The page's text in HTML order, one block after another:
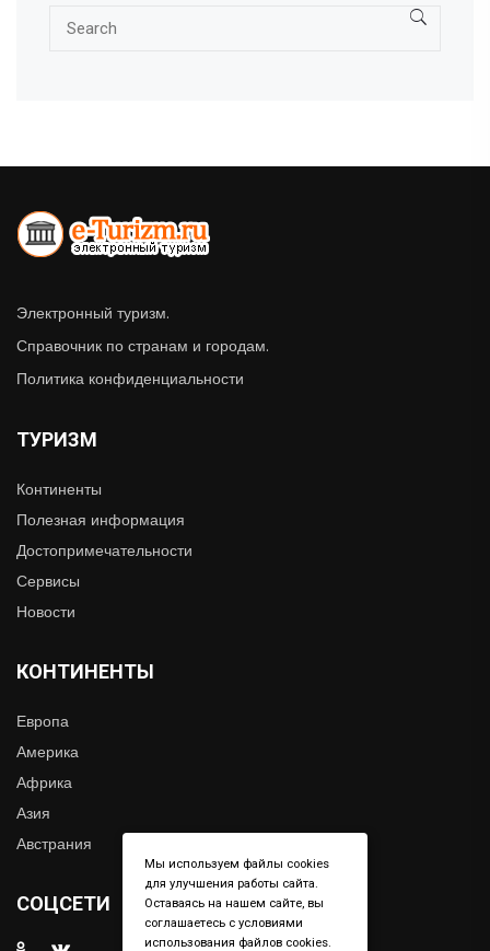
Электронный туризм.
Справочник по странам и городам.
Политика конфиденциальности
ТУРИЗМ
Континенты
Полезная информация
Достопримечательности
Сервисы
Новости
КОНТИНЕНТЫ
Европа
Америка
Африка
Азия
Австрания
СОЦСЕТИ
Мы используем файлы cookies
для улучшения работы сайта.
Оставаясь на нашем сайте, вы
соглашаетесь с условиями
использования файлов cookies.